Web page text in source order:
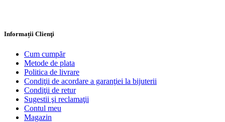
Informații Clienţi
Cum cumpăr
Metode de plata
Politica de livrare
Condiţii de acordare a garanţiei la bijuterii
Condiţii de retur
Sugestii şi reclamaţii
Contul meu
Magazin